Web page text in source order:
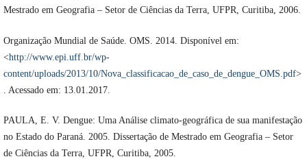
Mestrado em Geografia – Setor de Ciências da Terra, UFPR, Curitiba, 2006.
Organização Mundial de Saúde. OMS. 2014. Disponível em:
<http://www.epi.uff.br/wp-
content/uploads/2013/10/Nova_classificacao_de_caso_de_dengue_OMS.pdf>
. Acessado em: 13.01.2017.
PAULA, E. V. Dengue: Uma Análise climato-geográfica de sua manifestação
no Estado do Paraná. 2005. Dissertação de Mestrado em Geografia – Setor
de Ciências da Terra, UFPR, Curitiba, 2005.